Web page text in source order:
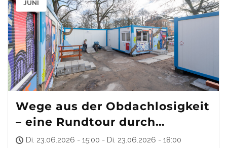
JUNI
Wege aus der Obdachlosigkeit
– eine Rundtour durch
Projekte der Behrens-Stiftung
Di. 23.06.2026 - 15:00 - Di. 23.06.2026 - 18:00